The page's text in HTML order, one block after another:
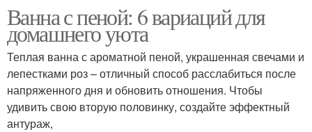
Ванна с пеной: 6 вариаций для
домашнего уюта
Теплая ванна с ароматной пеной, украшенная свечами и
лепестками роз – отличный способ расслабиться после
напряженного дня и обновить отношения. Чтобы
удивить свою вторую половинку, создайте эффектный
антураж,